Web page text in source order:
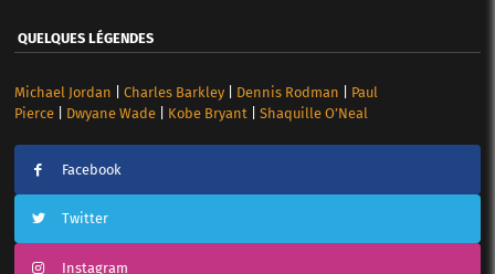
QUELQUES LÉGENDES
Michael Jordan Charles Barkley| Dennis Rodman
Paul
Pierce| Dwyane Wade| Kobe Bryant Shaquille O’Neal
Facebook
Twitter
Instagram